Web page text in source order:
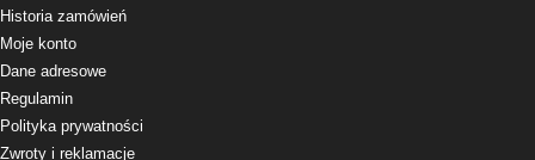
Historia zamówień
Moje konto
Dane adresowe
Regulamin
Polityka prywatności
Zwroty i reklamacje